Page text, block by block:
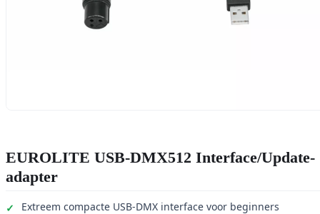
EUROLITE USB-DMX512 Interface/Update-
adapter
Extreem compacte USB-DMX interface voor beginners